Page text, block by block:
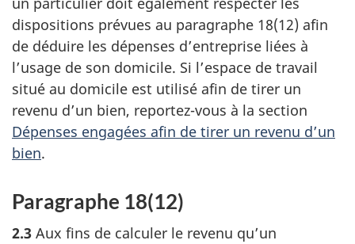
dispositions prévues au paragraphe 18(12) afin
de déduire les dépenses d’entreprise liées à
l’usage de son domicile. Si l’espace de travail
situé au domicile est utilisé afin de tirer un
revenu d’un bien, reportez-vous à la section
Dépenses engagées afin de tirer un revenu d’un
bien.
Paragraphe 18(12)
2.3 Aux fins de calculer le revenu qu’un